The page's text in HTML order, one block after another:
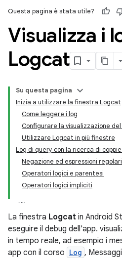
Questa pagina è stata utile?
Visualizza i
Logcat
Su questa pagina
Inizia a utilizzare la finestra Logcat
Come leggere i log
Configurare la visualizzazione del
Utilizzare Logcat in più finestre
Log di query con la ricerca di
Negazione ed espressioni regolari
Operatori logici e parentesi
Operatori logici impliciti
La finestra Logcat in Android
eseguire il debug dell'app.
in tempo reale, ad esempio i
app con il corso Log ,